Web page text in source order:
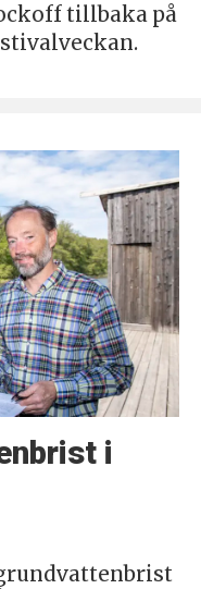
tillbaka på
i